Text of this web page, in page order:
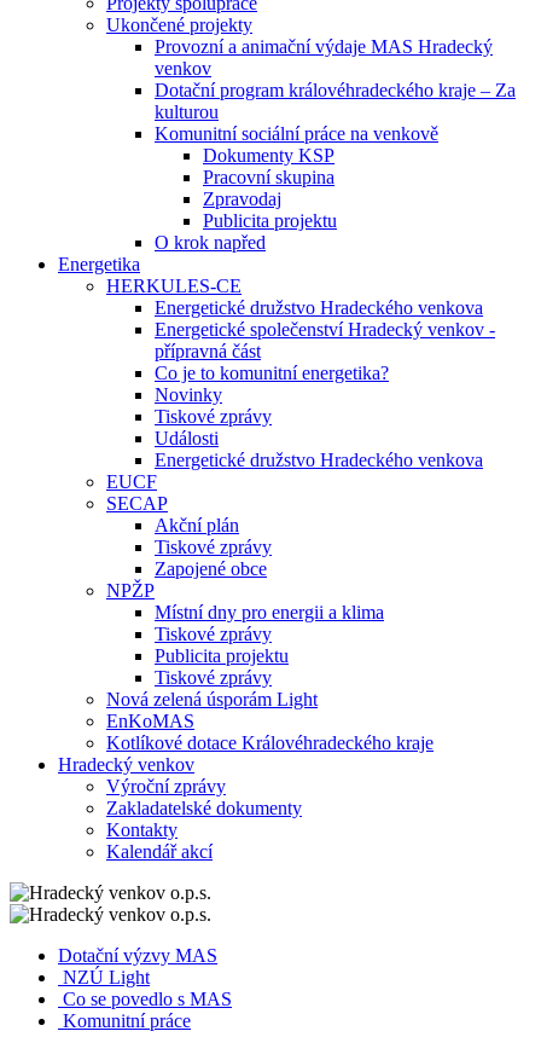
Ukončené projekty
Provozní a animační výdaje MAS Hradecký
venkov
Dotační program královéhradeckého kraje – Za
kulturou
Komunitní sociální práce na venkově
Dokumenty KSP
Pracovní skupina
Zpravodaj
Publicita projektu
O krok napřed
Energetika
HERKULES-CE
Energetické družstvo Hradeckého venkova
Energetické společenství Hradecký venkov -
přípravná část
Co je to komunitní energetika?
Novinky
Tiskové zprávy
Události
Energetické družstvo Hradeckého venkova
EUCF
SECAP
Akční plán
Tiskové zprávy
Zapojené obce
NPŽP
Místní dny pro energii a klima
Tiskové zprávy
Publicita projektu
Tiskové zprávy
Nová zelená úsporám Light
EnKoMAS
Kotlíkové dotace Královéhradeckého kraje
Hradecký venkov
Výroční zprávy
Zakladatelské dokumenty
Kontakty
Kalendář akcí
Dotační výzvy MAS
NZÚ Light
Co se povedlo s MAS
Komunitní práce